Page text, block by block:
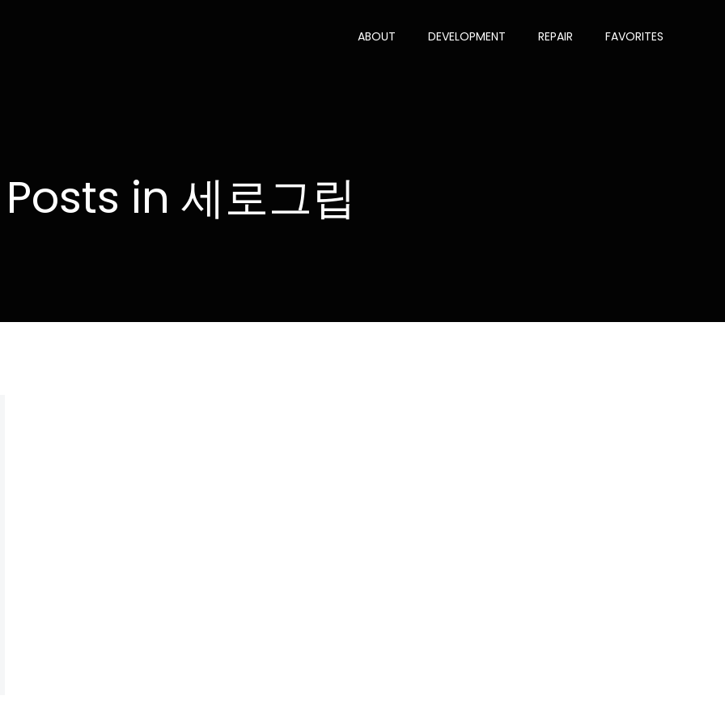
ABOUT DEVELOPMENT REPAIR FAVORITES
Posts in 세로그립